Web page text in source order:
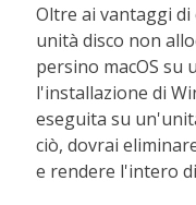
Oltre ai vantaggi
unità disco non
persino macOS su
l'installazione di
eseguita su
ciò, dovrai
e rendere l'intero